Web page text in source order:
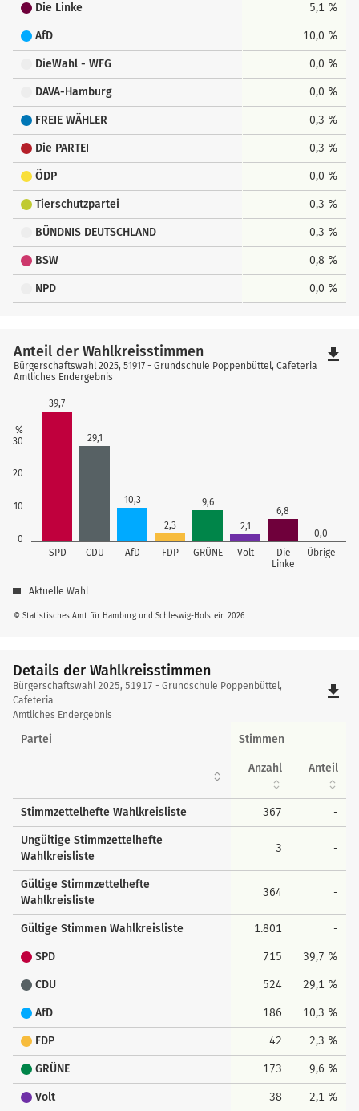
Die Linke 5,1 %
AfD 10,0 %
DieWahl - WFG 0,0 %
DAVA-Hamburg 0,0 %
FREIE WÄHLER 0,3 %
Die PARTEI 0,3 %
ÖDP 0,0 %
Tierschutzpartei 0,3 %
BÜNDNIS DEUTSCHLAND 0,3 %
BSW 0,8 %
NPD 0,0 %
0
10
20
30
%
SPD CDU AfD FDP GRÜNE Volt
Die
Linke
Übrige
39,7
29,1
10,3
2,3
9,6
2,1
6,8
0,0
© Statistisches Amt für Hamburg und Schleswig-Holstein 2026
Anteil der Wahlkreisstimmen
Bürgerschaftswahl 2025, 51917 - Grundschule Poppenbüttel, Cafeteria
Amtliches Endergebnis
Aktuelle Wahl
file_download
Details der Wahlkreisstimmen
Details
der
Wahlkreisstimmen
Bürgerschaftswahl 2025, 51917 - Grundschule Poppenbüttel,
Cafeteria
Amtliches Endergebnis
file_download
Partei Stimmen
Anzahl Anteil
Stimmzettelhefte Wahlkreisliste 367 -
Ungültige Stimmzettelhefte
Wahlkreisliste
3 -
Gültige Stimmzettelhefte
Wahlkreisliste
364 -
Gültige Stimmen Wahlkreisliste 1.801 -
SPD 715 39,7 %
CDU 524 29,1 %
AfD 186 10,3 %
FDP 42 2,3 %
GRÜNE 173 9,6 %
Volt 38 2,1 %